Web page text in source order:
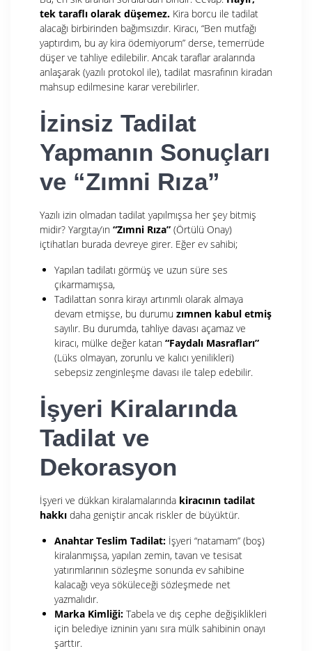
tek taraflı olarak düşemez. Kira borcu ile tadilat
alacağı birbirinden bağımsızdır. Kiracı, “Ben mutfağı
yaptırdım, bu ay kira ödemiyorum” derse, temerrüde
düşer ve tahliye edilebilir. Ancak taraflar aralarında
anlaşarak (yazılı protokol ile), tadilat masrafının kiradan
mahsup edilmesine karar verebilirler.
İzinsiz Tadilat
Yapmanın Sonuçları
ve “Zımni Rıza”
Yazılı izin olmadan tadilat yapılmışsa her şey bitmiş
midir? Yargıtay’ın “Zımni Rıza” (Örtülü Onay)
içtihatları burada devreye girer. Eğer ev sahibi;
Yapılan tadilatı görmüş ve uzun süre ses
çıkarmamışsa,
Tadilattan sonra kirayı artırımlı olarak almaya
devam etmişse, bu durumu zımnen kabul etmiş
sayılır. Bu durumda, tahliye davası açamaz ve
kiracı, mülke değer katan “Faydalı Masrafları”
(Lüks olmayan, zorunlu ve kalıcı yenilikleri)
sebepsiz zenginleşme davası ile talep edebilir.
İşyeri Kiralarında
Tadilat ve
Dekorasyon
İşyeri ve dükkan kiralamalarında kiracının tadilat
hakkı daha geniştir ancak riskler de büyüktür.
Anahtar Teslim Tadilat: İşyeri “natamam” (boş)
kiralanmışsa, yapılan zemin, tavan ve tesisat
yatırımlarının sözleşme sonunda ev sahibine
kalacağı veya söküleceği sözleşmede net
yazmalıdır.
Marka Kimliği: Tabela ve dış cephe değişiklikleri
için belediye izninin yanı sıra mülk sahibinin onayı
şarttır.